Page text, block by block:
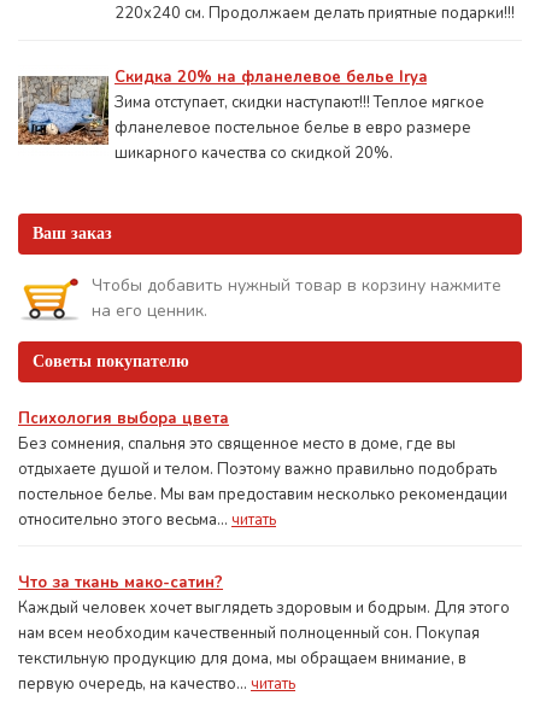
220х240 см. Продолжаем делать приятные подарки!!!
Скидка 20% на фланелевое белье Irya
Зима отступает, скидки наступают!!! Теплое мягкое
фланелевое постельное белье в евро размере
шикарного качества со скидкой 20%.
Ваш заказ
Чтобы добавить нужный товар в корзину нажмите
на его ценник.
Советы покупателю
Психология выбора цвета
Без сомнения, спальня это священное место в доме, где вы
отдыхаете душой и телом. Поэтому важно правильно подобрать
постельное белье. Мы вам предоставим несколько рекомендации
относительно этого весьма... читать
Что за ткань мако-сатин?
Каждый человек хочет выглядеть здоровым и бодрым. Для этого
нам всем необходим качественный полноценный сон. Покупая
текстильную продукцию для дома, мы обращаем внимание, в
первую очередь, на качество... читать